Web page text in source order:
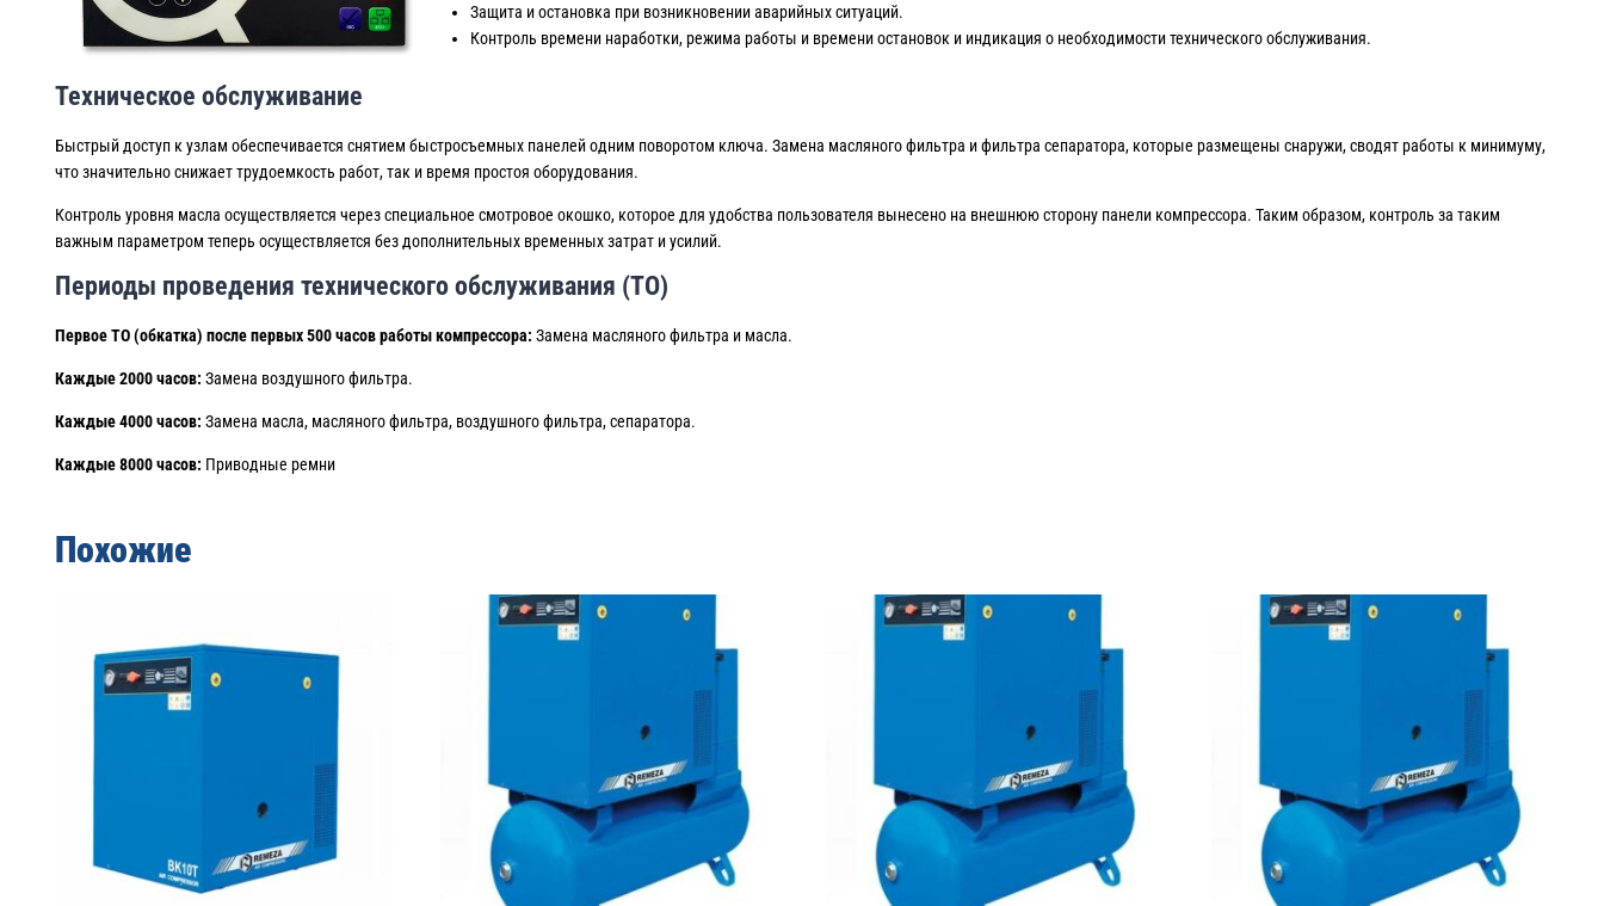
Защита и остановка при возникновении аварийных ситуаций.
Контроль времени наработки, режима работы и времени остановок и индикация о необходимости технического обслуживания.
Техническое обслуживание
Быстрый доступ к узлам обеспечивается снятием быстросъемных панелей одним поворотом ключа. Замена масляного фильтра и фильтра сепаратора, которые размещены снаружи, сводят работы к минимуму,
что значительно снижает трудоемкость работ, так и время простоя оборудования.
Контроль уровня масла осуществляется через специальное смотровое окошко, которое для удобства пользователя вынесено на внешнюю сторону панели компрессора. Таким образом, контроль за таким
важным параметром теперь осуществляется без дополнительных временных затрат и усилий.
Периоды проведения технического обслуживания (ТО)
Первое ТО (обкатка) после первых 500 часов работы компрессора: Замена масляного фильтра и масла.
Каждые 2000 часов: Замена воздушного фильтра.
Каждые 4000 часов: Замена масла, масляного фильтра, воздушного фильтра, сепаратора.
Каждые 8000 часов: Приводные ремни
Похожие